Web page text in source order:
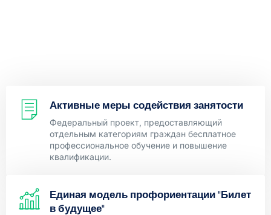
Активные меры содействия занятости
Федеральный проект, предоставляющий
отдельным категориям граждан бесплатное
профессиональное обучение и повышение
квалификации.
Единая модель профориентации "Билет
в будущее"